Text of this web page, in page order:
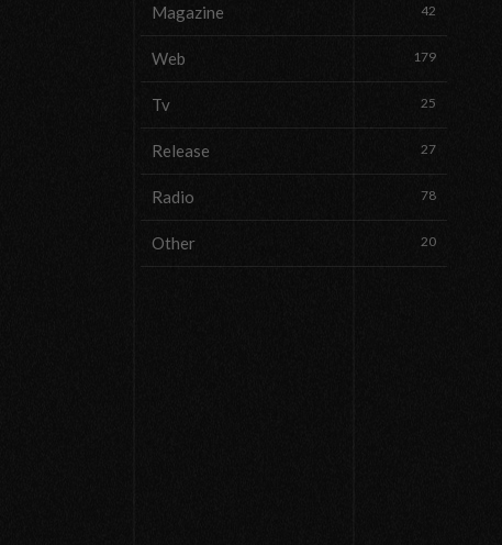
Magazine 42
Web 179
Tv 25
Release 27
Radio 78
Other 20